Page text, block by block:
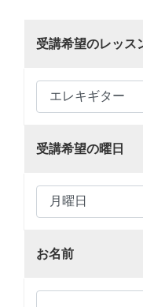
受講希望のレッス
受講希望の曜日
お名前